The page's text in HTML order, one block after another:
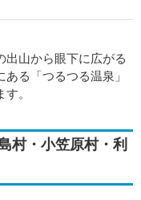
出山から眼下に広がる
る「つるつる温泉」
。
村・小笠原村・利